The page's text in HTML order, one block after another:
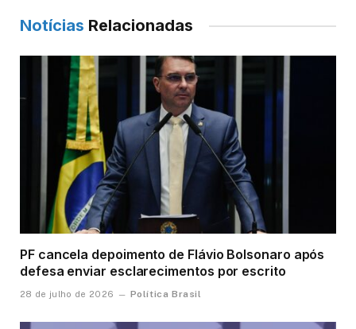
Notícias Relacionadas
PF cancela depoimento de Flávio Bolsonaro após
defesa enviar esclarecimentos por escrito
28 de julho de 2026 Política Brasil